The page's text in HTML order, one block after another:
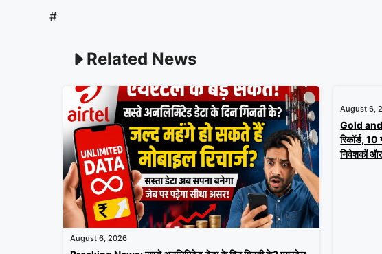
#
Related News
August 6, 2026
August 6,
Gold
रिकॉर्ड,
निवेशकों